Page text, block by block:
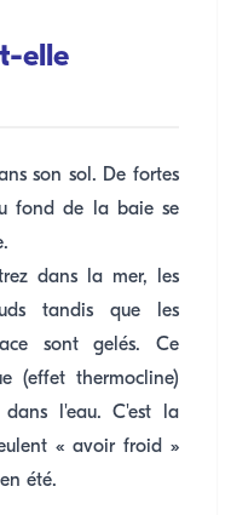
elle
son sol. De fortes
fond de la baie se
dans la mer, les
tandis que les
sont gelés. Ce
(effet thermocline)
l'eau. C'est la
« avoir froid »
été.